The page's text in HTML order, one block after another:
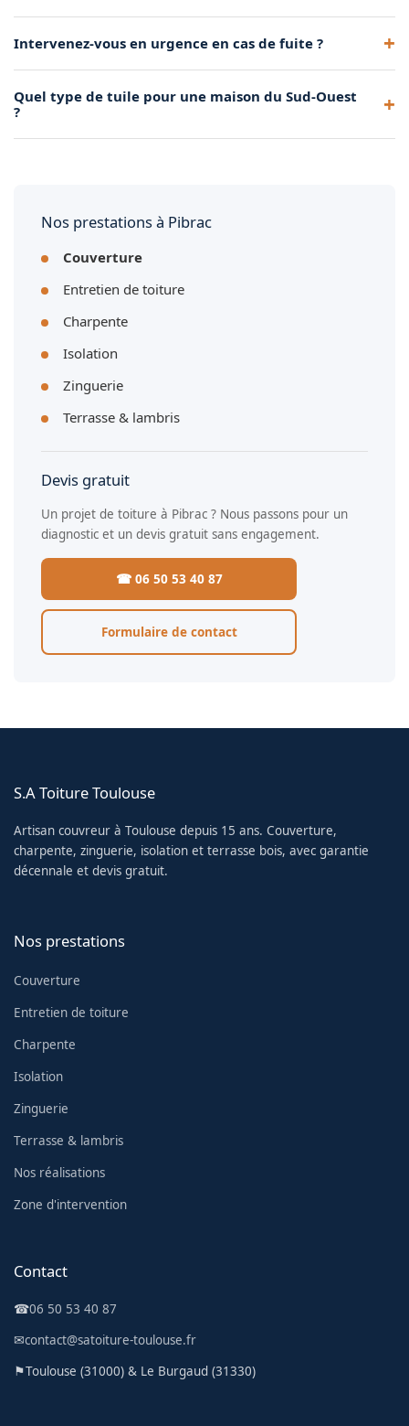
la charpente. Un devis gratuit est remis après visite sur
place.
Intervenez-vous en urgence en cas de fuite ?
mise hors d'eau rapide avant les travaux définitifs.
Quel type de tuile pour une maison du Sud-Ouest
?
Nos prestations à Pibrac
Couverture
Entretien de toiture
Charpente
Isolation
Zinguerie
Terrasse & lambris
Devis gratuit
Un projet de toiture à Pibrac ? Nous passons pour un
diagnostic et un devis gratuit sans engagement.
☎ 06 50 53 40 87
Formulaire de contact
S.A Toiture Toulouse
Artisan couvreur à Toulouse depuis 15 ans. Couverture,
charpente, zinguerie, isolation et terrasse bois, avec garantie
décennale et devis gratuit.
Nos prestations
Couverture
Entretien de toiture
Charpente
Isolation
Zinguerie
Terrasse & lambris
Nos réalisations
Zone d'intervention
Contact
☎06 50 53 40 87
✉contact@satoiture-toulouse.fr
⚑Toulouse (31000) & Le Burgaud (31330)